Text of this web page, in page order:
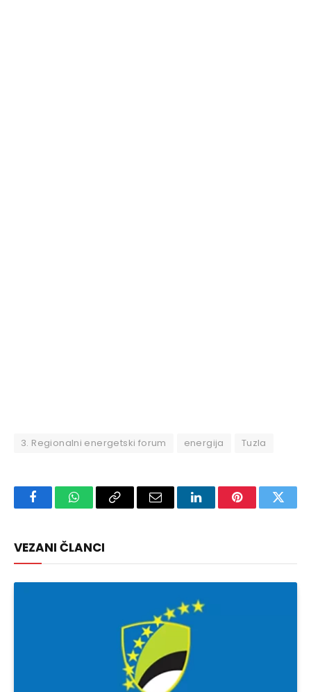
3. Regionalni energetski forum energija Tuzla
FacebookWhatsAppCopy
Email LinkedInPinterest
VEZANI ČLANCI